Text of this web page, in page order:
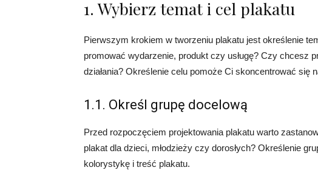
1. Wybierz temat i cel plakatu
Pierwszym krokiem w tworzeniu plakatu jest określenie
promować wydarzenie, produkt czy usługę? Czy chcesz
działania? Określenie celu pomoże Ci skoncentrować się
1.1. Określ grupę docelową
Przed rozpoczęciem projektowania plakatu warto
plakat dla dzieci, młodzieży czy dorosłych? Określenie
kolorystykę i treść plakatu.